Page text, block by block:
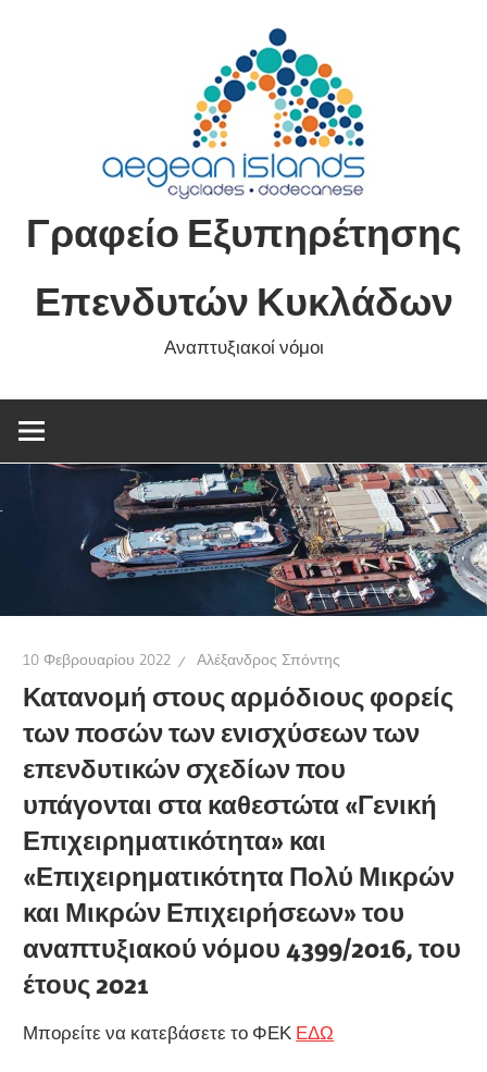
Γραφείο Εξυπηρέτησης
Επενδυτών Κυκλάδων
Αναπτυξιακοί νόμοι
10 Φεβρουαρίου 2022 Αλέξανδρος Σπόντης
Κατανομή στους αρμόδιους φορείς
των ποσών των ενισχύσεων των
επενδυτικών σχεδίων που
υπάγονται στα καθεστώτα «Γενική
Επιχειρηματικότητα» και
«Επιχειρηματικότητα Πολύ Μικρών
και Μικρών Επιχειρήσεων» του
αναπτυξιακού νόμου 4399/2016, του
έτους 2021
Μπορείτε να κατεβάσετε το ΦΕΚ ΕΔΩ